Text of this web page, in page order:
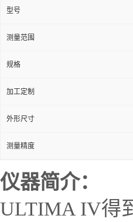
型号
测量范围
规格
加工定制
外形尺寸
测量精度
仪器简介：
ULTIMA IV得